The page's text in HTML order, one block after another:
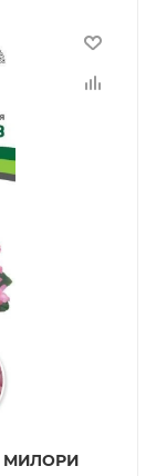
МИЛОРИ